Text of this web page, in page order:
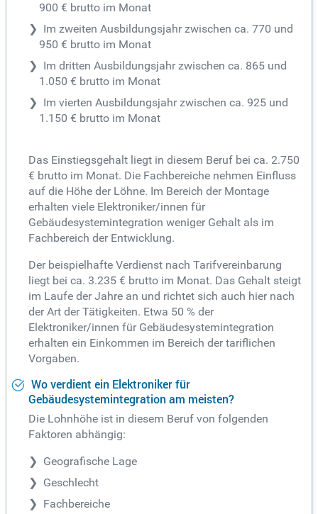
900 € brutto im Monat
Im zweiten Ausbildungsjahr zwischen ca. 770 und
950 € brutto im Monat
Im dritten Ausbildungsjahr zwischen ca. 865 und
1.050 € brutto im Monat
Im vierten Ausbildungsjahr zwischen ca. 925 und
1.150 € brutto im Monat
Das Einstiegsgehalt liegt in diesem Beruf bei ca. 2.750
€ brutto im Monat. Die Fachbereiche nehmen Einfluss
auf die Höhe der Löhne. Im Bereich der Montage
erhalten viele Elektroniker/innen für
Gebäudesystemintegration weniger Gehalt als im
Fachbereich der Entwicklung.
Der beispielhafte Verdienst nach Tarifvereinbarung
liegt bei ca. 3.235 € brutto im Monat. Das Gehalt steigt
im Laufe der Jahre an und richtet sich auch hier nach
der Art der Tätigkeiten. Etwa 50 % der
Elektroniker/innen für Gebäudesystemintegration
erhalten ein Einkommen im Bereich der tariflichen
Vorgaben.
Wo verdient ein Elektroniker für
Gebäudesystemintegration am meisten?
Die Lohnhöhe ist in diesem Beruf von folgenden
Faktoren abhängig:
Geografische Lage
Geschlecht
Fachbereiche